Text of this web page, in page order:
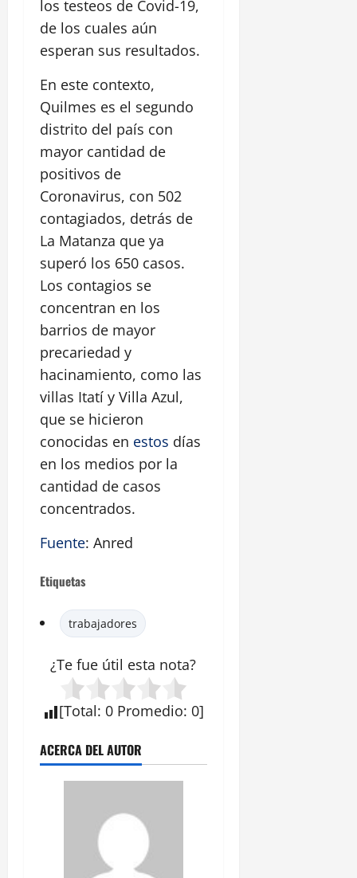
los testeos de Covid-19,
de los cuales aún
esperan sus resultados.
En este contexto,
Quilmes es el segundo
distrito del país con
mayor cantidad de
positivos de
Coronavirus, con 502
contagiados, detrás de
La Matanza que ya
superó los 650 casos.
Los contagios se
concentran en los
barrios de mayor
precariedad y
hacinamiento, como las
villas Itatí y Villa Azul,
que se hicieron
conocidas en estos días
en los medios por la
cantidad de casos
concentrados.
Fuente: Anred
Etiquetas
trabajadores
¿Te fue útil esta nota?
[Total: 0 Promedio: 0]
ACERCA DEL AUTOR